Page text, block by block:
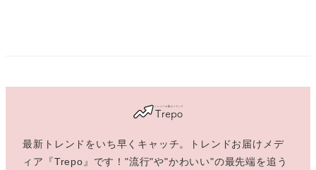
最新トレンドをいち早くキャッチ。トレンドお届けメデ
ィア『Trepo』です！"流行"や"かわいい"の最先端を追う